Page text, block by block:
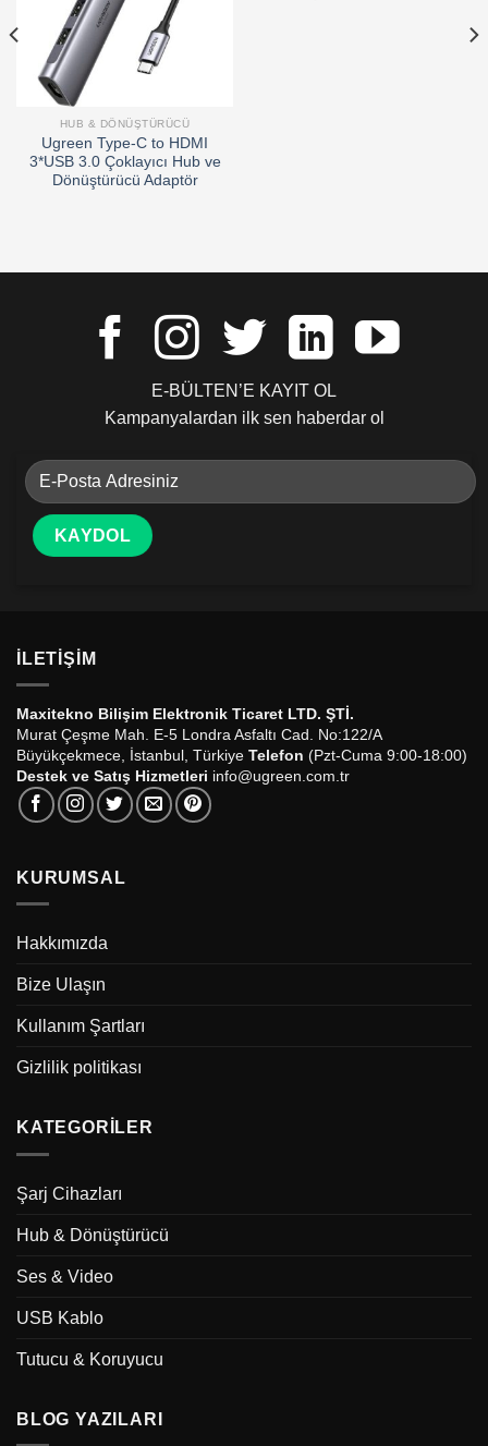
HUB & DÖNÜŞTÜRÜCÜ
Ugreen Type-C to HDMI
3*USB 3.0 Çoklayıcı Hub ve
Dönüştürücü Adaptör
E-BÜLTEN’E KAYIT OL
Kampanyalardan ilk sen haberdar ol
İLETIŞIM
Maxitekno Bilişim Elektronik Ticaret LTD. ŞTİ.
Murat Çeşme Mah. E-5 Londra Asfaltı Cad. No:122/A
Büyükçekmece, İstanbul, Türkiye Telefon (Pzt-Cuma 9:00-18:00)
Destek ve Satış Hizmetleri info@ugreen.com.tr
KURUMSAL
Hakkımızda
Bize Ulaşın
Kullanım Şartları
Gizlilik politikası
KATEGORILER
Şarj Cihazları
Hub & Dönüştürücü
Ses & Video
USB Kablo
Tutucu & Koruyucu
BLOG YAZILARI